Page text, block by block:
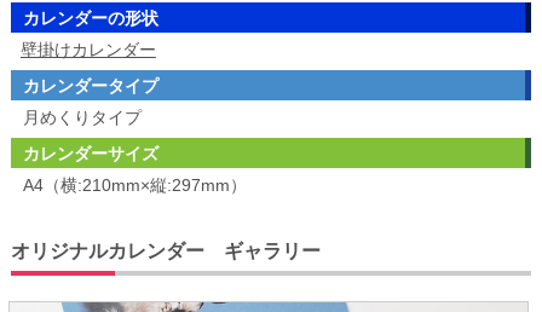
カレンダーの形状
壁掛けカレンダー
カレンダータイプ
月めくりタイプ
カレンダーサイズ
A4（横:210mm×縦:297mm）
オリジナルカレンダー ギャラリー